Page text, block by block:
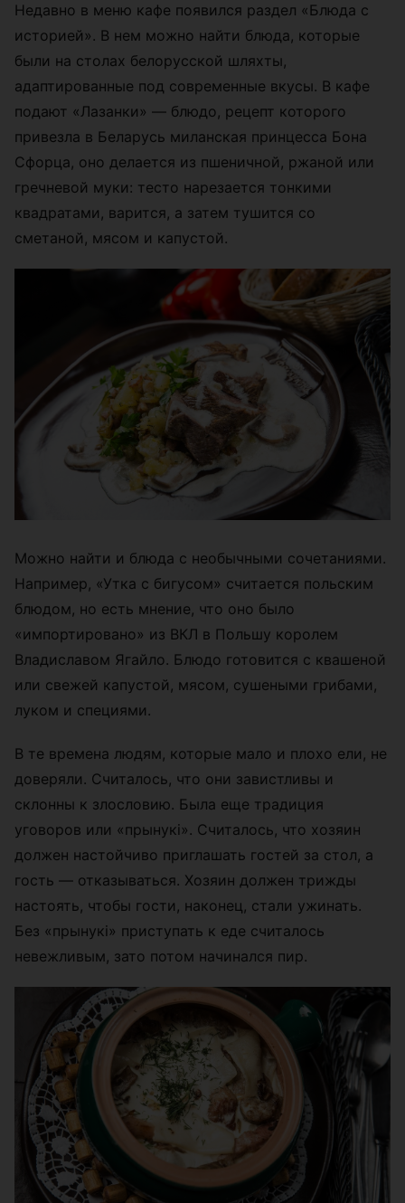
Недавно в меню кафе появился раздел «Блюда с
историей». В нем можно найти блюда, которые
были на столах белорусской шляхты,
адаптированные под современные вкусы. В кафе
подают «Лазанки» — блюдо, рецепт которого
привезла в Беларусь миланская принцесса Бона
Сфорца, оно делается из пшеничной, ржаной или
гречневой муки: тесто нарезается тонкими
квадратами, варится, а затем тушится со
сметаной, мясом и капустой.
Можно найти и блюда с необычными сочетаниями.
Например, «Утка с бигусом» считается польским
блюдом, но есть мнение, что оно было
«импортировано» из ВКЛ в Польшу королем
Владиславом Ягайло. Блюдо готовится с квашеной
или свежей капустой, мясом, сушеными грибами,
луком и специями.
В те времена людям, которые мало и плохо ели, не
доверяли. Считалось, что они завистливы и
склонны к злословию. Была еще традиция
уговоров или «прынукi». Считалось, что хозяин
должен настойчиво приглашать гостей за стол, а
гость — отказываться. Хозяин должен трижды
настоять, чтобы гости, наконец, стали ужинать.
Без «прынукi» приступать к еде считалось
невежливым, зато потом начинался пир.